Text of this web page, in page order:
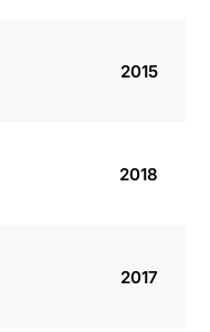
2015
2018
2017